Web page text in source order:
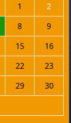
1
2
8
9
15
16
22
23
29
30